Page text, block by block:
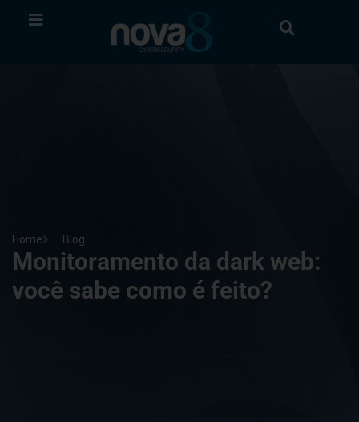
Home Blog
Monitoramento da dark web:
você sabe como é feito?